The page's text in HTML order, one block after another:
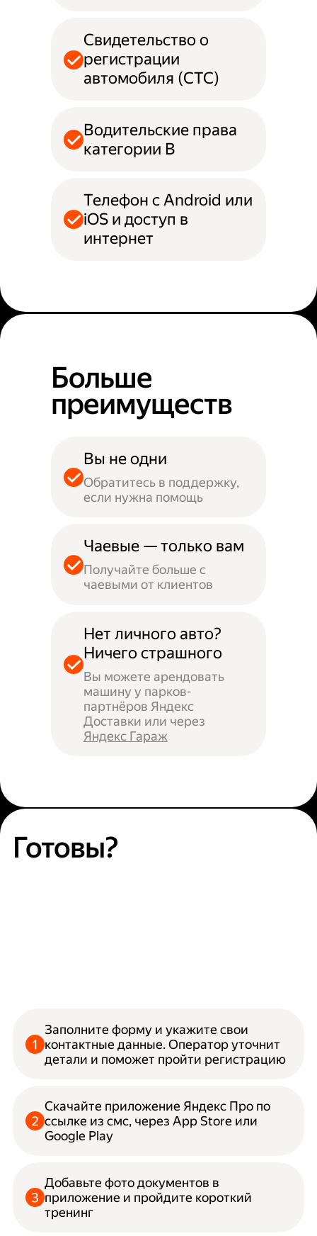
Свидетельство о
регистрации
автомобиля (СТС)
Водительские права
категории B
Телефон с Android или
iOS и доступ в
интернет
Больше
преимуществ
Вы не одни
Обратитесь в поддержку,
если нужна помощь
Чаевые — только вам
Получайте больше с
чаевыми от клиентов
Нет личного авто?
Ничего страшного
Вы можете арендовать
машину у парков-
партнёров Яндекс
Доставки или через
Яндекс Гараж
Готовы?
Заполните форму и укажите свои
контактные данные. Оператор уточнит
детали и поможет пройти регистрацию
Скачайте приложение Яндекс Про по
ссылке из смс, через App Store или
Google Play
Добавьте фото документов в
приложение и пройдите короткий
тренинг